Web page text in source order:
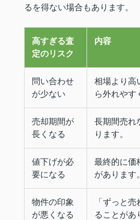
るを得ない場合もあります。
高すぎる査
定のリスク
内容
問い合わせ
が少ない
相場より高
ら外れやす
売却期間が
長くなる
長期間売れ
ります。
値下げが必
要になる
最終的に価
があります。
物件の印象
が悪くなる
「ずっと
ることがあ